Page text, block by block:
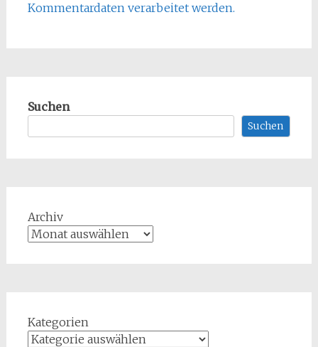
Kommentardaten verarbeitet werden.
Suchen
Suchen
Archiv
Kategorien